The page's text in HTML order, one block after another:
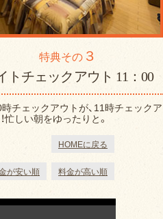
特典その ３
トチェックアウト 11：00
チェックアウトが、11時チェックア
忙しい朝をゆったりと。
HOMEに戻る
料金が高い順
が安い順